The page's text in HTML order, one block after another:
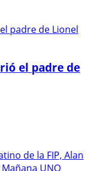
el padre de